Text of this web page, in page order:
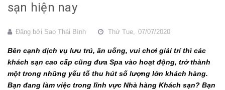
sạn hiện nay
Đăng bởi Sao Thái Bình Thứ Tue, 07/07/2020
Bên cạnh dịch vụ lưu trú, ăn uống, vui chơi giải trí thì các
khách sạn cao cấp cũng đưa Spa vào hoạt động, trở thành
một trong những yếu tố thu hút số lượng lớn khách hàng.
Bạn đang làm việc trong lĩnh vực Nhà hàng Khách sạn? Bạn